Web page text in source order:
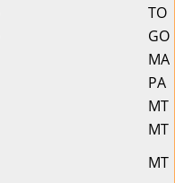
TO
GO
MA
PA
MT
MT
MT